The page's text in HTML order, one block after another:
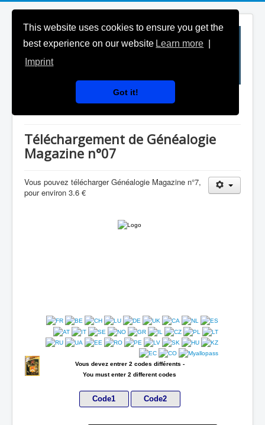
This website uses cookies to ensure you get the
best experience on our website Learn more
Imprint
Got it!
Téléchargement
Téléchargement de Généalogie
Magazine n°07
Vous pouvez télécharger Généalogie Magazine n°7,
pour environ 3.6 €
Vous devez entrer 2 codes différents -
You must enter 2 different codes